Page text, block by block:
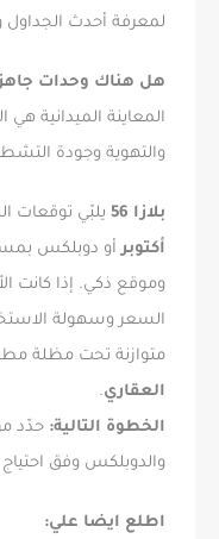
لمعرفة أحدث
هل هناك وحدات
المعاينة الميدانية
والتهوية وجودة
بلازا 56 يلبّي توقعات
أكتوبر أو دوبلكس
وموقع ذكي. إذا كانت
السعر وسهولة
متوازنة تحت مظلة
العقاري.
الخطوة التالية: حدّد
والدوبلكس وفق احتياج
اطلع ايضا علي: